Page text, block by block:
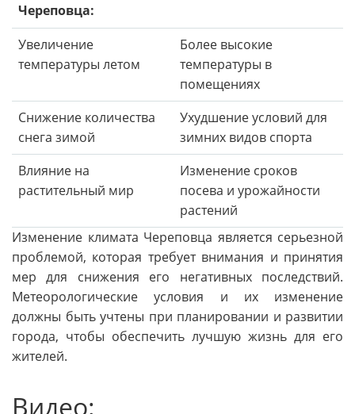
Череповца:
Увеличение
температуры летом
Более высокие
температуры в
помещениях
Снижение количества
снега зимой
Ухудшение условий для
зимних видов спорта
Влияние на
растительный мир
Изменение сроков
посева и урожайности
растений
Изменение климата Череповца является серьезной
проблемой, которая требует внимания и принятия
мер для снижения его негативных последствий.
Метеорологические условия и их изменение
должны быть учтены при планировании и развитии
города, чтобы обеспечить лучшую жизнь для его
жителей.
Видео: